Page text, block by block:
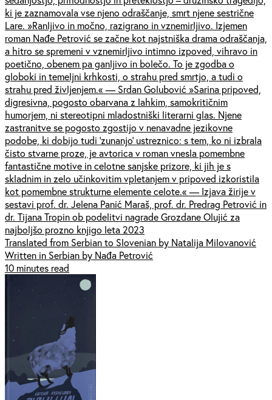
ki je zaznamovala vse njeno odraščanje, smrt njene sestrične
Lare. »Ranljivo in močno, razigrano in vznemirljivo. Izjemen
roman Nađe Petrović se začne kot najstniška drama odraščanja,
a hitro se spremeni v vznemirljivo intimno izpoved, vihravo in
poetično, obenem pa ganljivo in bolečo. To je zgodba o
globoki in temeljni krhkosti, o strahu pred smrtjo, a tudi o
strahu pred življenjem.« — Srdan Golubović »Sarina pripoved,
digresivna, pogosto obarvana z lahkim, samokritičnim
humorjem, ni stereotipni mladostniški literarni glas. Njene
zastranitve se pogosto zgostijo v nenavadne jezikovne
podobe, ki dobijo tudi 'zunanjo' ustreznico: s tem, ko ni izbrala
čisto stvarne proze, je avtorica v roman vnesla pomembne
fantastične motive in celotne sanjske prizore, ki jih je s
skladnim in zelo učinkovitim vpletanjem v pripoved izkoristila
kot pomembne strukturne elemente celote.« — Izjava žirije v
sestavi prof. dr. Jelena Panić Maraš, prof. dr. Predrag Petrović in
dr. Tijana Tropin ob podelitvi nagrade Grozdane Olujić za
najboljšo prozno knjigo leta 2023
Translated from Serbian to Slovenian by Natalija Milovanović
Written in Serbian by Nađa Petrović
10 minutes read